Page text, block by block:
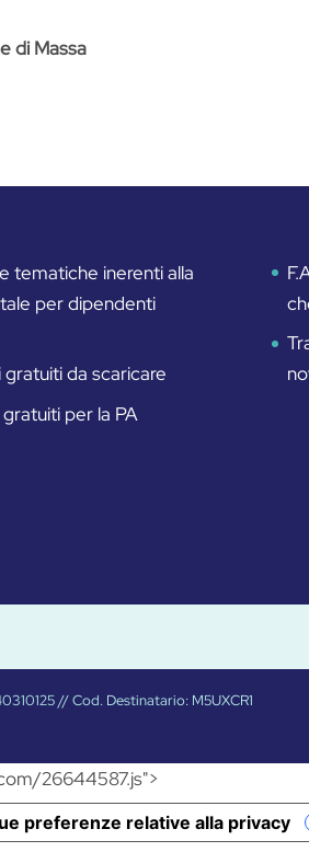
di Massa
tematiche inerenti alla
per dipendenti
da scaricare
per la PA
// Cod. Destinatario: M5UXCR1
26644587.js">
preferenze relative alla privacy